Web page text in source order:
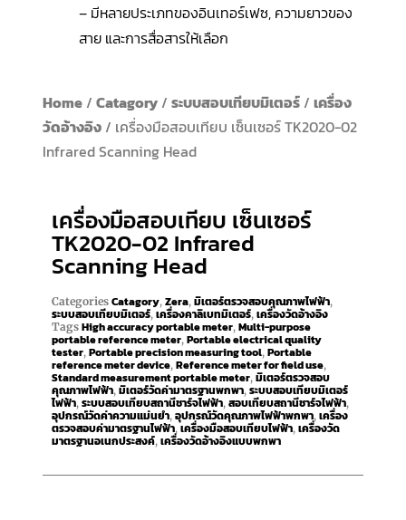
– มีหลายประเภทของอินเทอร์เฟซ, ความยาวของ
สาย และการสื่อสารให้เลือก
Home/ Catagory/ ระบบสอบเทียบมิเตอร์/ เครื่อง
วัดอ้างอิง/ เครื่องมือสอบเทียบ เซ็นเซอร์ TK2020-02
Infrared Scanning Head
เครื่องมือสอบเทียบ เซ็นเซอร์
TK2020-02 Infrared
Scanning Head
Categories Catagory, Zera, มิเตอร์ตรวจสอบคุณภาพไฟฟ้า,
ระบบสอบเทียบมิเตอร์, เครื่องคาลิเบทมิเตอร์, เครื่องวัดอ้างอิง
Tags High accuracy portable meter, Multi-purpose
portable reference meter, Portable electrical quality
tester, Portable precision measuring tool, Portable
reference meter device, Reference meter for field use,
Standard measurement portable meter, มิเตอร์ตรวจสอบ
คุณภาพไฟฟ้า, มิเตอร์วัดค่ามาตรฐานพกพา, ระบบสอบเทียบมิเตอร์
ไฟฟ้า, ระบบสอบเทียบสถานีชาร์จไฟฟ้า, สอบเทียบสถานีชาร์จไฟฟ้า,
อุปกรณ์วัดค่าความแม่นยำ, อุปกรณ์วัดคุณภาพไฟฟ้าพกพา, เครื่อง
ตรวจสอบค่ามาตรฐานไฟฟ้า,เครื่องมือสอบเทียบไฟฟ้า, เครื่องวัด
มาตรฐานอเนกประสงค์, เครื่องวัดอ้างอิงแบบพกพา